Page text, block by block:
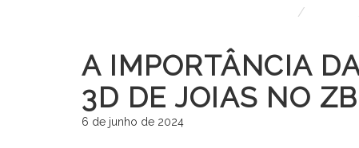
A IMPORTÂNCIA
3D DE JOIAS NO
6 de junho de 2024